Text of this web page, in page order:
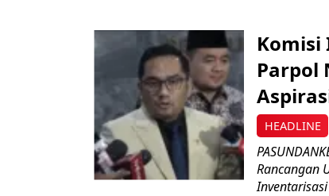
HEADLINE
Komisi
Parpol
Rancangan